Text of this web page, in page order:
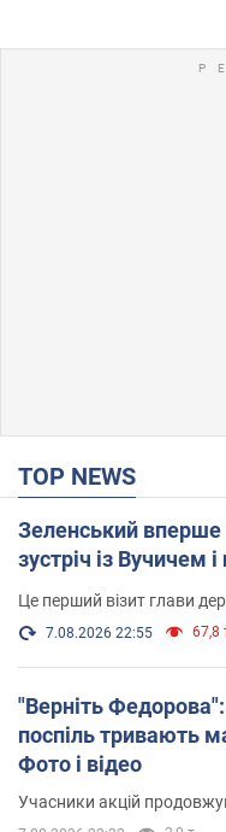
TOP NEWS
Зеленський вперше
зустріч із Вучичем
Це перший візит глави
7.08.2026 22:55 67,8
"Верніть
поспіль тривають
Фото і відео
Учасники акцій